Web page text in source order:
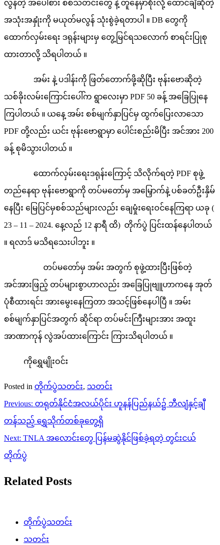
လွန်တဲ့ အပေါစား စစ်သတင်းတွေ နဲ့ တူနေမှာစိုးလို့ ထောင်ချီဆိုတဲ့
အသုံးအနှုံးကို မယုတ်မလွန် သုံးစွဲခဲ့ရတာပါ ။ DB တွေကို
ထောက်လှမ်းရေး ဒရုန်းများမှ တွေ့မြင်ရသလောက် စာရင်းပြုစု
ထားတာလို့ သိရပါတယ် ။
အမ်း နဲ့ ပဒါန်းကို ဖြတ်တောက်ဖို့ဆိုပြီး ဗုန်းဗောဆိုတဲ့
သစ်ခိုးလမ်းကြောင်းပေါ်က ရွာလေးမှာ PDF 50 ခန့် အခြေပြုနေ
ကြပါတယ် ။ ယနေ့ အမ်း စစ်မျက်နှာပြင်မှ ထွက်ပြေးလာသော
PDF တို့လည်း ယင်း ဗုန်းဗောရွာမှာ ပေါင်းစည်းမိပြီး အင်အား 200
ခန့် စုမိသွားပါတယ် ။
ထောက်လှမ်းရေးဒရုန်းကြောင့် သိလိုက်ရတဲ့ PDF စုဖွဲ့
တည်နေရာ ဗုန်းဗောရွာကို တပ်မတော်မှ အမြှောက်နဲ့ ပစ်ခတ်ဦးနှိမ်
နေပြီး မြေပြင်မှစစ်သည်များလည်း ချေမှုံးရေးဝင်နေကြရာ ယခု (
23 – 11 – 2024. နေ့လည် 12 နာရီ ထိ) တိုက်ပွဲ ပြင်းထန်နေပါတယ်
။ ရလာဒ် မသိရသေးပါဘူး ။
တပ်မတော်မှ အမ်း အတွက် စုဖွဲ့ထားပြီးဖြစ်တဲ့
အင်အားဖြည့် တပ်များစွာဟာလည်း အခြေပြုဗျူဟာကနေ အုတ်
ပုံစီထားရင်း အားမွေးနေကြတာ အသင့်ဖြစ်နေပါပြီ ။ အမ်း
စစ်မျက်နှာပြင်အတွက် ဆိုင်ရာ တပ်မင်းကြီးများအား အထူး
အာဏာကုန် လွဲအပ်ထားကြောင်း ကြားသိရပါတယ် ။
ကိုရွှေမျိုးဝင်း
Posted in တိုက်ပွဲသတင်း, သတင်း
Post
navigation
Previous: တရုတ်နိုင်ငံအလယ်ပိုင်း ဟူနန်ပြည်နယ်၌ ဘီလျံနှင့်ချီ
တန်သည့် ရွှေသိုက်တစ်ခုတွေ့ရှိ
Next: TNLA အလောင်းတွေ ပြန်မဆွဲနိုင်ဖြစ်ခဲ့ရတဲ့ တွင်းငယ်
တိုက်ပွဲ
Related Posts
တိုက်ပွဲသတင်း
သတင်း